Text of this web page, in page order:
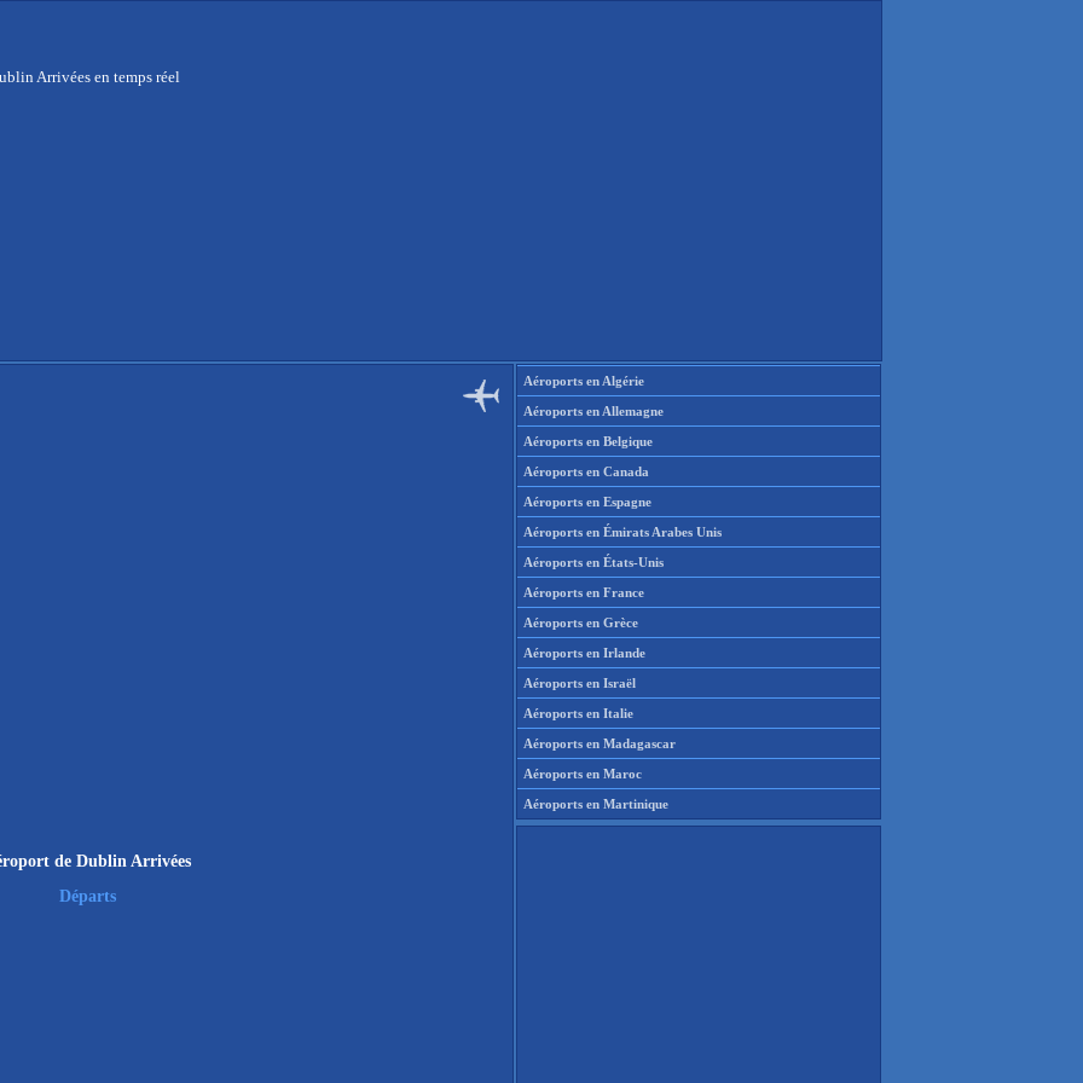
Arrivées en temps réel
de Dublin Arrivées
Départs
Aéroports en Algérie
Aéroports en Allemagne
Aéroports en Belgique
Aéroports en Canada
Aéroports en Espagne
Aéroports en Émirats Arabes Unis
Aéroports en États-Unis
Aéroports en France
Aéroports en Grèce
Aéroports en Irlande
Aéroports en Israël
Aéroports en Italie
Aéroports en Madagascar
Aéroports en Maroc
Aéroports en Martinique